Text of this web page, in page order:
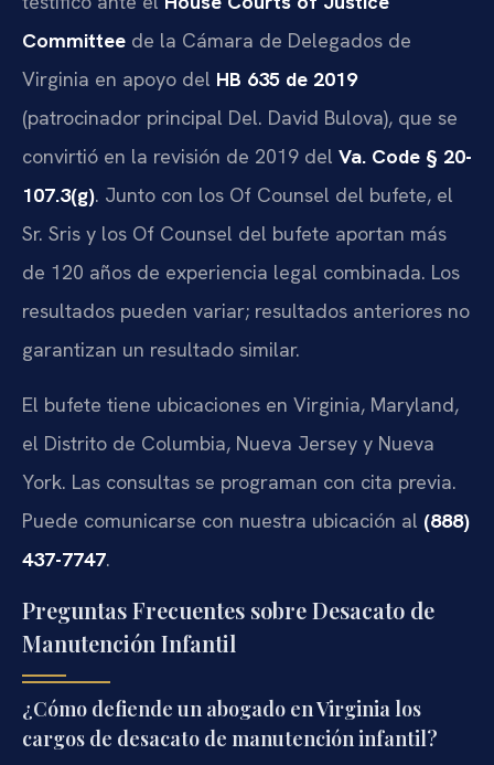
Committee de la Cámara de Delegados de
Virginia en apoyo del HB 635 de 2019
(patrocinador principal Del. David Bulova), que se
convirtió en la revisión de 2019 del Va. Code § 20-
107.3(g). Junto con los Of Counsel del bufete, el
Sr. Sris y los Of Counsel del bufete aportan más
de 120 años de experiencia legal combinada. Los
resultados pueden variar; resultados anteriores no
garantizan un resultado similar.
El bufete tiene ubicaciones en Virginia, Maryland,
el Distrito de Columbia, Nueva Jersey y Nueva
York. Las consultas se programan con cita previa.
Puede comunicarse con nuestra ubicación al (888)
437-7747.
Preguntas Frecuentes sobre Desacato de
Manutención Infantil
¿Cómo defiende un abogado en Virginia los
cargos de desacato de manutención infantil?